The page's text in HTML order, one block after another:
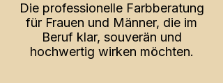
Die professionelle Farbberatung
für Frauen und Männer, die im
Beruf klar, souverän und
hochwertig wirken möchten.